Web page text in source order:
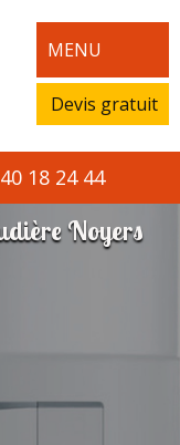
MENU
Devis gratuit
18 24 44
Noyers